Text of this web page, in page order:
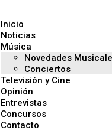
Inicio
Noticias
Música
Novedades
Conciertos
Televisión y Cine
Opinión
Entrevistas
Concursos
Contacto